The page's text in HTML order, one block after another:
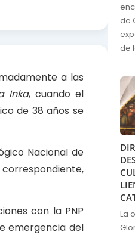
a las
Inka, cuando el
de 38 años se
Nacional de
con la PNP
emergencia del
de
de
La